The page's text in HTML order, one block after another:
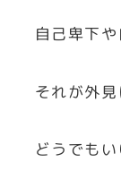
自己卑下
それが外
どうでも